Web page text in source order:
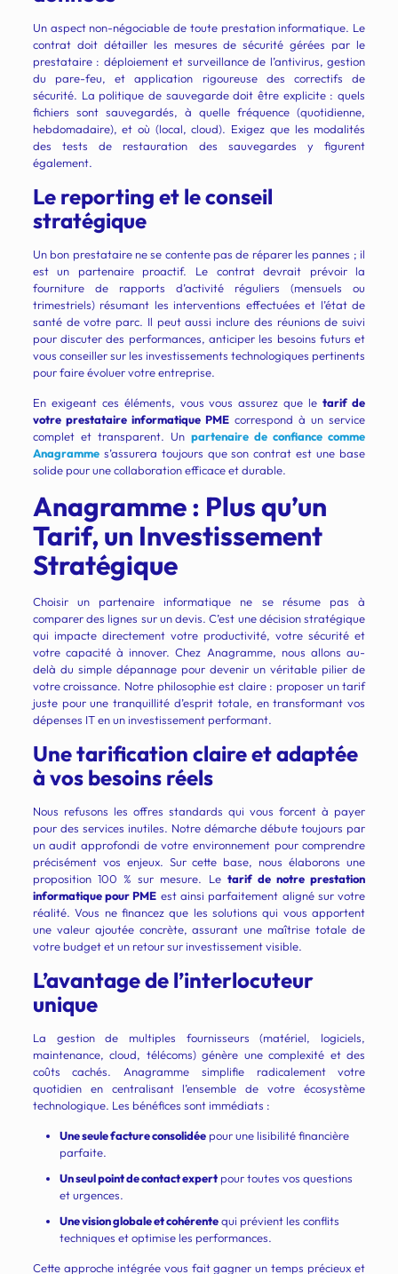
Un aspect non-négociable de toute prestation informatique. Le
contrat doit détailler les mesures de sécurité gérées par le
prestataire : déploiement et surveillance de l’antivirus, gestion
du pare-feu, et application rigoureuse des correctifs de
sécurité. La politique de sauvegarde doit être explicite : quels
fichiers sont sauvegardés, à quelle fréquence (quotidienne,
hebdomadaire), et où (local, cloud). Exigez que les modalités
des tests de restauration des sauvegardes y figurent
également.
Le reporting et le conseil
stratégique
Un bon prestataire ne se contente pas de réparer les pannes ; il
est un partenaire proactif. Le contrat devrait prévoir la
fourniture de rapports d’activité réguliers (mensuels ou
trimestriels) résumant les interventions effectuées et l’état de
santé de votre parc. Il peut aussi inclure des réunions de suivi
pour discuter des performances, anticiper les besoins futurs et
vous conseiller sur les investissements technologiques pertinents
pour faire évoluer votre entreprise.
En exigeant ces éléments, vous vous assurez que letarif de
votre prestataire informatique PMEcorrespond à un service
complet et transparent. Unpartenaire de confiance comme
Anagrammes’assurera toujours que son contrat est une base
solide pour une collaboration efficace et durable.
Anagramme : Plus qu’un
Tarif, un Investissement
Stratégique
Choisir un partenaire informatique ne se résume pas à
comparer des lignes sur un devis. C’est une décision stratégique
qui impacte directement votre productivité, votre sécurité et
votre capacité à innover. Chez Anagramme, nous allons au-
delà du simple dépannage pour devenir un véritable pilier de
votre croissance. Notre philosophie est claire : proposer un tarif
juste pour une tranquillité d’esprit totale, en transformant vos
dépenses IT en un investissement performant.
Une tarification claire et adaptée
à vos besoins réels
Nous refusons les offres standards qui vous forcent à payer
pour des services inutiles. Notre démarche débute toujours par
un audit approfondi de votre environnement pour comprendre
précisément vos enjeux. Sur cette base, nous élaborons une
proposition 100 % sur mesure. Le tarif de notre prestation
informatique pour PME est ainsi parfaitement aligné sur votre
réalité. Vous ne financez que les solutions qui vous apportent
une valeur ajoutée concrète, assurant une maîtrise totale de
votre budget et un retour sur investissement visible.
L’avantage de l’interlocuteur
unique
La gestion de multiples fournisseurs (matériel, logiciels,
maintenance, cloud, télécoms) génère une complexité et des
coûts cachés. Anagramme simplifie radicalement votre
quotidien en centralisant l’ensemble de votre écosystème
technologique. Les bénéfices sont immédiats :
Une seule facture consolidéepour une lisibilité financière
parfaite.
Un seul point de contact expertpour toutes vos questions
et urgences.
Une vision globale et cohérentequi prévient les conflits
techniques et optimise les performances.
Cette approche intégrée vous fait gagner un temps précieux et